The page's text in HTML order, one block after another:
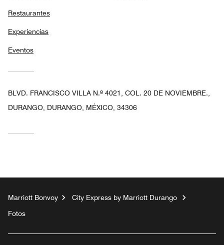
Restaurantes
Experiencias
Eventos
BLVD. FRANCISCO VILLA N.º 4021, COL. 20 DE NOVIEMBRE.,
DURANGO, DURANGO, MÉXICO, 34306
Marriott Bonvoy
City Express by Marriott Durango
Fotos